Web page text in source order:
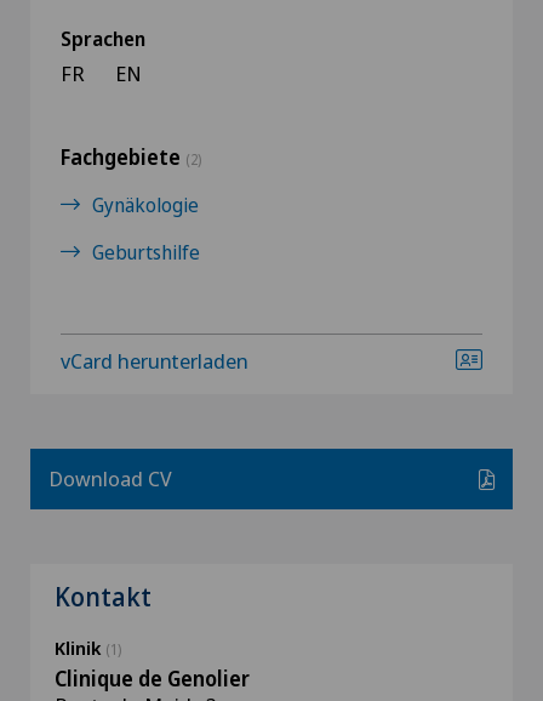
Sprachen
FR EN
Fachgebiete (2)
Gynäkologie
Geburtshilfe
vCard herunterladen
Download CV
Kontakt
Klinik (1)
Clinique de Genolier